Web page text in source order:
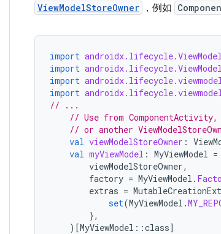
ViewModelStoreOwner
，例如
import
import
import
import
// ...
// Use from ComponentActivity,
// or another
val viewModelStoreOwner :
val myViewModel : MyViewModel =
viewModelStoreOwner,
factory = MyViewModel .
extras =
set(MyViewModel .
},
) [MyViewModel ::class]